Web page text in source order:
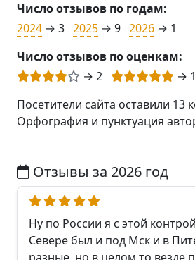
Число отзывов по годам:
2024 → 3 2025 → 9 2026 → 1
Число отзывов по оценкам:
→ 2
→
Посетители сайта оставили 13
Орфография и пунктуация
Отзывы за 2026 год
Ну по России я с этой
Севере был и под Мск и в